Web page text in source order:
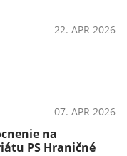
22. APR 2026
07. APR 2026
na
PS Hraničné